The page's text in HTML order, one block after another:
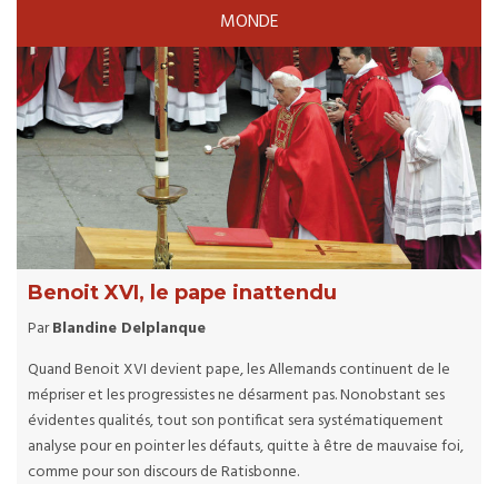
MONDE
Benoit XVI, le pape inattendu
ParBlandine Delplanque
Quand Benoit XVI devient pape, les Allemands continuent de le
mépriser et les progressistes ne désarment pas. Nonobstant ses
évidentes qualités, tout son pontificat sera systématiquement
analyse pour en pointer les défauts, quitte à être de mauvaise foi,
comme pour son discours de Ratisbonne.